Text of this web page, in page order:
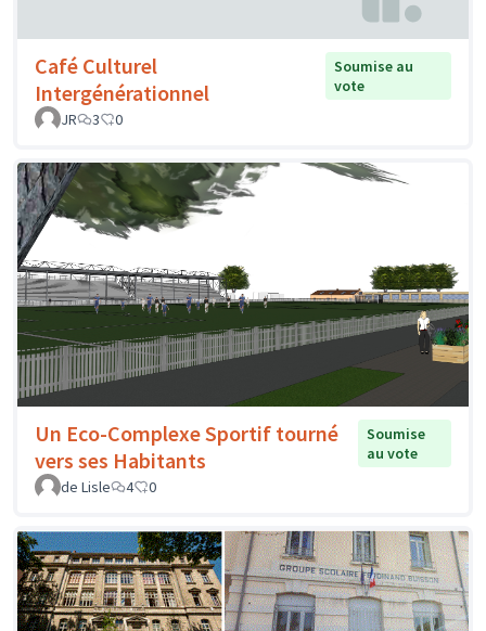
Café Culturel
Intergénérationnel
Soumise au
vote
JR
3 0
Un Eco-Complexe Sportif tourné
vers ses Habitants
Soumise
au vote
de Lisle
4 0